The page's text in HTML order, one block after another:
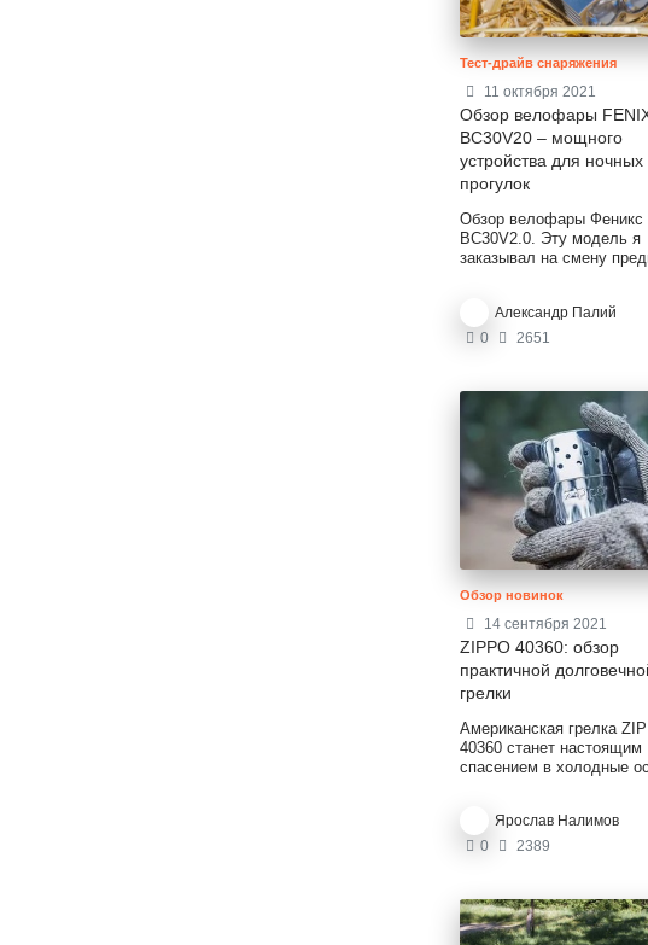
Тест-драйв снаряжения
11 октября 2021
Обзор велофары
BC30V20 – мощного
устройства для ночных
прогулок
Обзор велофары Феникс
BC30V2.0. Эту модель я
заказывал на смену
моего старого
обзоре я буду сравнивать
тестирования.
Александр Палий
0
2651
Обзор новинок
14 сентября 2021
ZIPPO 40360: обзор
практичной
грелки
Американская грелка
40360 станет настоящим
спасением в холодные
бесперебойно работает
часов на одной заправке
трассу, и ваши руки
в тепле, и не
Ярослав Налимов
0
2389